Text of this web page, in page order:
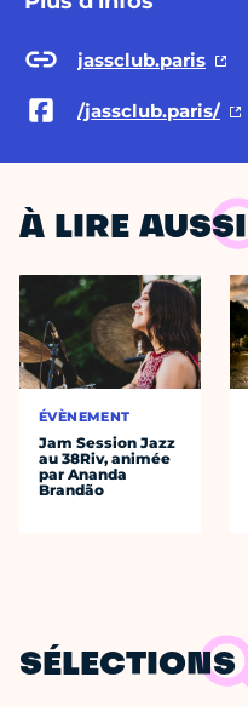
jassclub.paris
/jassclub.paris/
À LIRE AUSSI
ÉVÈNEMENT
Jam Session Jazz
au 38Riv, animée
par Ananda
Brandão
SÉLECTIONS